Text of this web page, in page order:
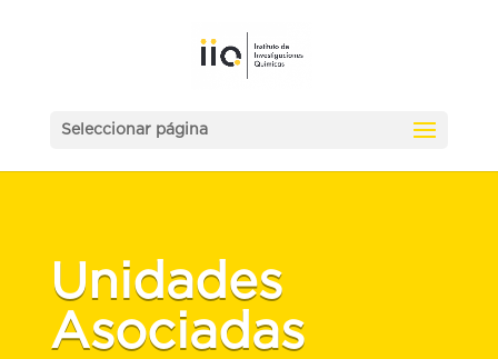
Seleccionar página
Unidades
Asociadas